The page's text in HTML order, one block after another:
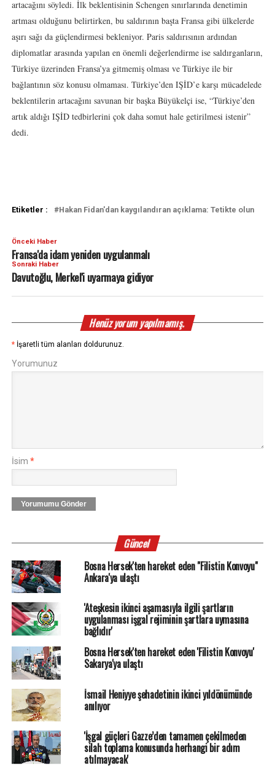
artacağını söyledi. İlk beklentisinin Schengen sınırlarında denetimin
artması olduğunu belirtirken, bu saldırının başta Fransa gibi ülkelerde
aşırı sağı da güçlendirmesi bekleniyor. Paris saldırısının ardından
diplomatlar arasında yapılan en önemli değerlendirme ise saldırganların,
Türkiye üzerinden Fransa’ya gitmemiş olması ve Türkiye ile bir
bağlantının söz konusu olmaması. Türkiye’den IŞİD’e karşı mücadelede
beklentilerin artacağını savunan bir başka Büyükelçi ise, “Türkiye’den
artık aldığı IŞİD tedbirlerini çok daha somut hale getirilmesi istenir”
dedi.
Etiketler : Hakan Fidan'dan kaygılandıran açıklama: Tetikte olun
Önceki Haber
Fransa'da idam yeniden uygulanmalı
Sonraki Haber
Davutoğlu, Merkel'i uyarmaya gidiyor
Henüz yorum yapılmamış.
* İşaretli tüm alanları doldurunuz.
Yorumunuz
İsim *
Yorumumu Gönder
Güncel
Bosna Hersek'ten hareket eden "Filistin Konvoyu"
Ankara'ya ulaştı
'Ateşkesin ikinci aşamasıyla ilgili şartların
uygulanması işgal rejiminin şartlara uymasına
bağlıdır'
Bosna Hersek'ten hareket eden 'Filistin Konvoyu'
Sakarya'ya ulaştı
İsmail Heniyye şehadetinin ikinci yıldönümünde
anılıyor
'İşgal güçleri Gazze’den tamamen çekilmeden
silah toplama konusunda herhangi bir adım
atılmayacak'